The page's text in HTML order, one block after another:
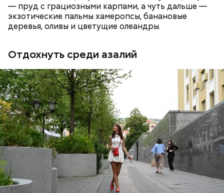
— пруд с грациозными карпами, а чуть дальше —
экзотические пальмы хамеропсы, банановые
деревья, оливы и цветущие олеандры.
Отдохнуть среди азалий
Несмотря на то, что запуск стандарта
осуществлялся поэтапно, сервисы доставки до сих
пор под него не подстроились. Наиболее
распространенным нарушением остается
игнорирование курьерами Правил дорожного
движения (ПДД).
проезжей части или по полосе общественного
транспорта, если на улице нет
велоинфраструктуры. По тротуару разрешено
работами, припаркованными машинами или